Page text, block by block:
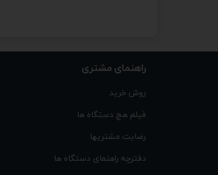
راهنمای مشتری
روش خرید
فیلم هچ دستگاه ها
رضایت مشتریها
دفترچه راهنمای دستگاه ها